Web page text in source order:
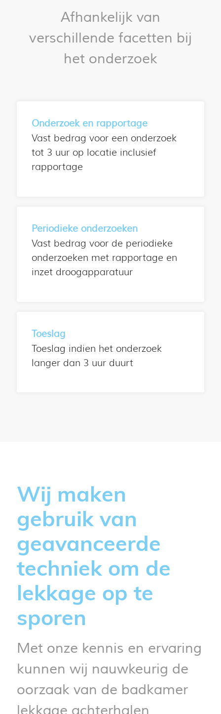
Afhankelijk van
verschillende facetten bij
het onderzoek
Onderzoek en rapportage
Vast bedrag voor een onderzoek
tot 3 uur op locatie inclusief
rapportage
Periodieke onderzoeken
Vast bedrag voor de periodieke
onderzoeken met rapportage en
inzet droogapparatuur
Toeslag
Toeslag indien het onderzoek
langer dan 3 uur duurt
Wij maken
gebruik van
geavanceerde
techniek om de
lekkage op te
sporen
Met onze kennis en ervaring
kunnen wij nauwkeurig de
oorzaak van de badkamer